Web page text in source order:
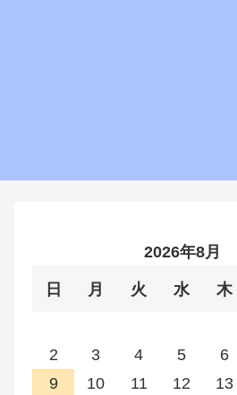
2026年8月
日 月 火 水 木
2
3 4 5 6
9
10 11 12 13